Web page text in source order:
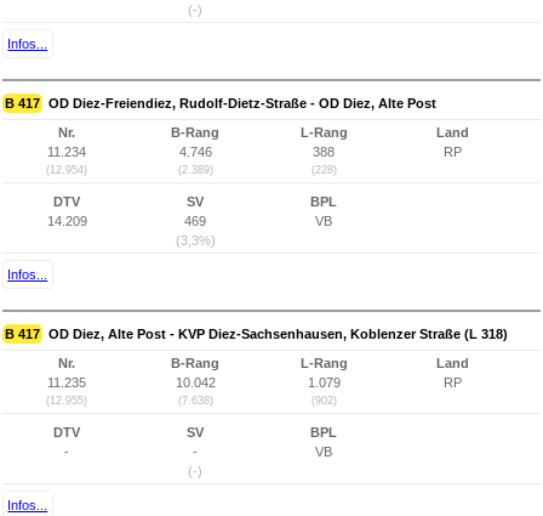
(-)
Infos...
B 417 OD Diez-Freiendiez, Rudolf-Dietz-Straße - OD Diez, Alte Post
Nr.
11.234
(12.954)
B-Rang
4.746
(2.389)
L-Rang
388
(228)
Land
RP
DTV
14.209
SV
469
(3,3%)
BPL
VB
Infos...
B 417 OD Diez, Alte Post - KVP Diez-Sachsenhausen, Koblenzer Straße (L 318)
Nr.
11.235
(12.955)
B-Rang
10.042
(7.638)
L-Rang
1.079
(902)
Land
RP
DTV
-
SV
-
(-)
BPL
VB
Infos...